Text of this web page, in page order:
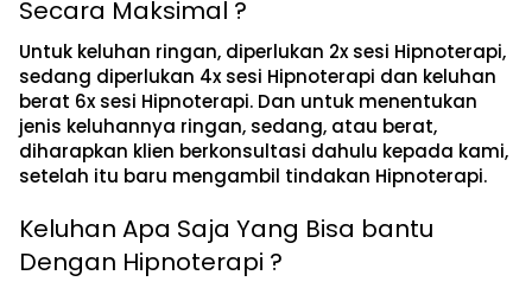
Secara Maksimal ?
Untuk keluhan ringan, diperlukan 2x sesi Hipnoterapi,
sedang diperlukan 4x sesi Hipnoterapi dan keluhan
berat 6x sesi Hipnoterapi. Dan untuk menentukan
jenis keluhannya ringan, sedang, atau berat,
diharapkan klien berkonsultasi dahulu kepada kami,
setelah itu baru mengambil tindakan Hipnoterapi.
Keluhan Apa Saja Yang Bisa bantu
Dengan Hipnoterapi ?